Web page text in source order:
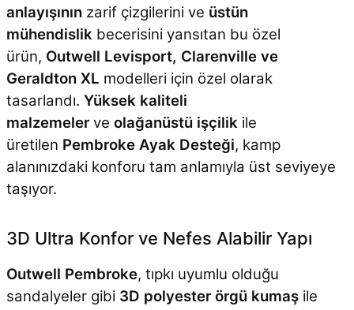
anlayışınınzarif çizgilerini ve üstün
mühendislikbecerisini yansıtan bu özel
ürün, Outwell Levisport, Clarenville ve
Geraldton XL modelleri için özel olarak
tasarlandı. Yüksek kaliteli
malzemelerve olağanüstü işçilikile
üretilen Pembroke Ayak Desteği, kamp
alanınızdaki konforu tam anlamıyla üst seviyeye
taşıyor.
3D Ultra Konfor ve Nefes Alabilir Yapı
Outwell Pembroke, tıpkı uyumlu olduğu
sandalyeler gibi 3D polyester örgü kumaşile